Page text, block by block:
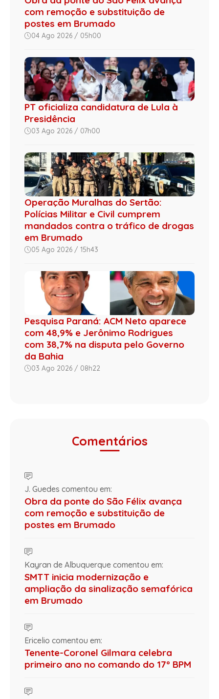
com remoção e substituição de
postes em Brumado
04 Ago 2026 / 05h00
PT oficializa candidatura de Lula à
Presidência
03 Ago 2026 / 07h00
Operação Muralhas do Sertão:
Polícias Militar e Civil cumprem
mandados contra o tráfico de drogas
em Brumado
05 Ago 2026 / 15h43
Pesquisa Paraná: ACM Neto aparece
com 48,9% e Jerônimo Rodrigues
com 38,7% na disputa pelo Governo
da Bahia
03 Ago 2026 / 08h22
Comentários
J. Guedes comentou em:
Obra da ponte do São Félix avança
com remoção e substituição de
postes em Brumado
Kayran de Albuquerque comentou em:
SMTT inicia modernização e
ampliação da sinalização semafórica
em Brumado
Ericelio comentou em:
Tenente-Coronel Gilmara celebra
primeiro ano no comando do 17º BPM